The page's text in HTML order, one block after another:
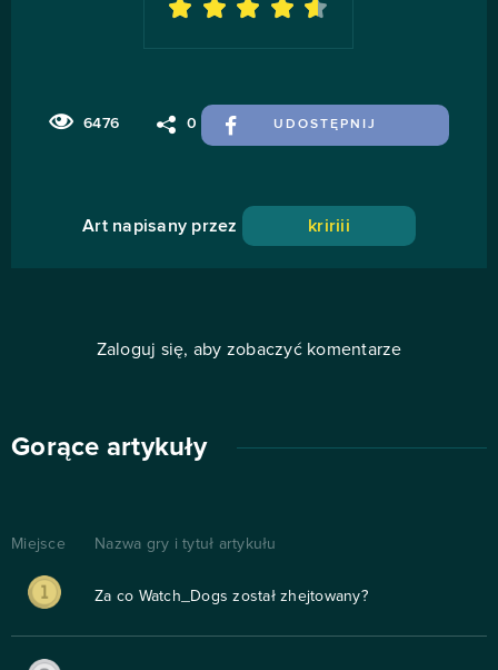
6476 0 UDOSTĘPNIJ
Art napisany przez kririii
Zaloguj się, aby zobaczyć komentarze
Gorące artykuły
Miejsce Nazwa gry i tytuł artykułu
Za co Watch_Dogs został zhejtowany?